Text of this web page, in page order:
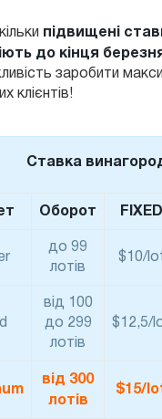
підвищені
до кінця
заробити
клієнтів!
Ставка
Оборот FIXED
до 99
лотів
$10/
від 100
до 299
лотів
$12,5/
від 300
лотів
$15/